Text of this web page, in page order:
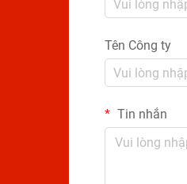
Tên Công ty
Tin nhắn